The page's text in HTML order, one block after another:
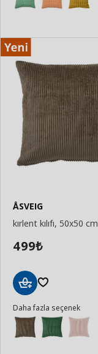
ÅSVEIG
kırlent kılıfı, 50x50 cm
499₺
Ekle
Daha fazla seçenek